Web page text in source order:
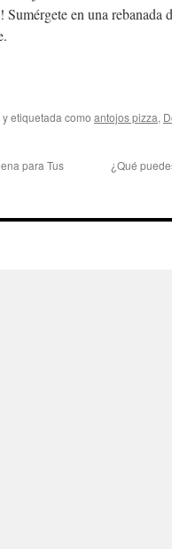
! Sumérgete en una rebanada
y etiquetada como antojos pizza,
para Tus
¿Qué